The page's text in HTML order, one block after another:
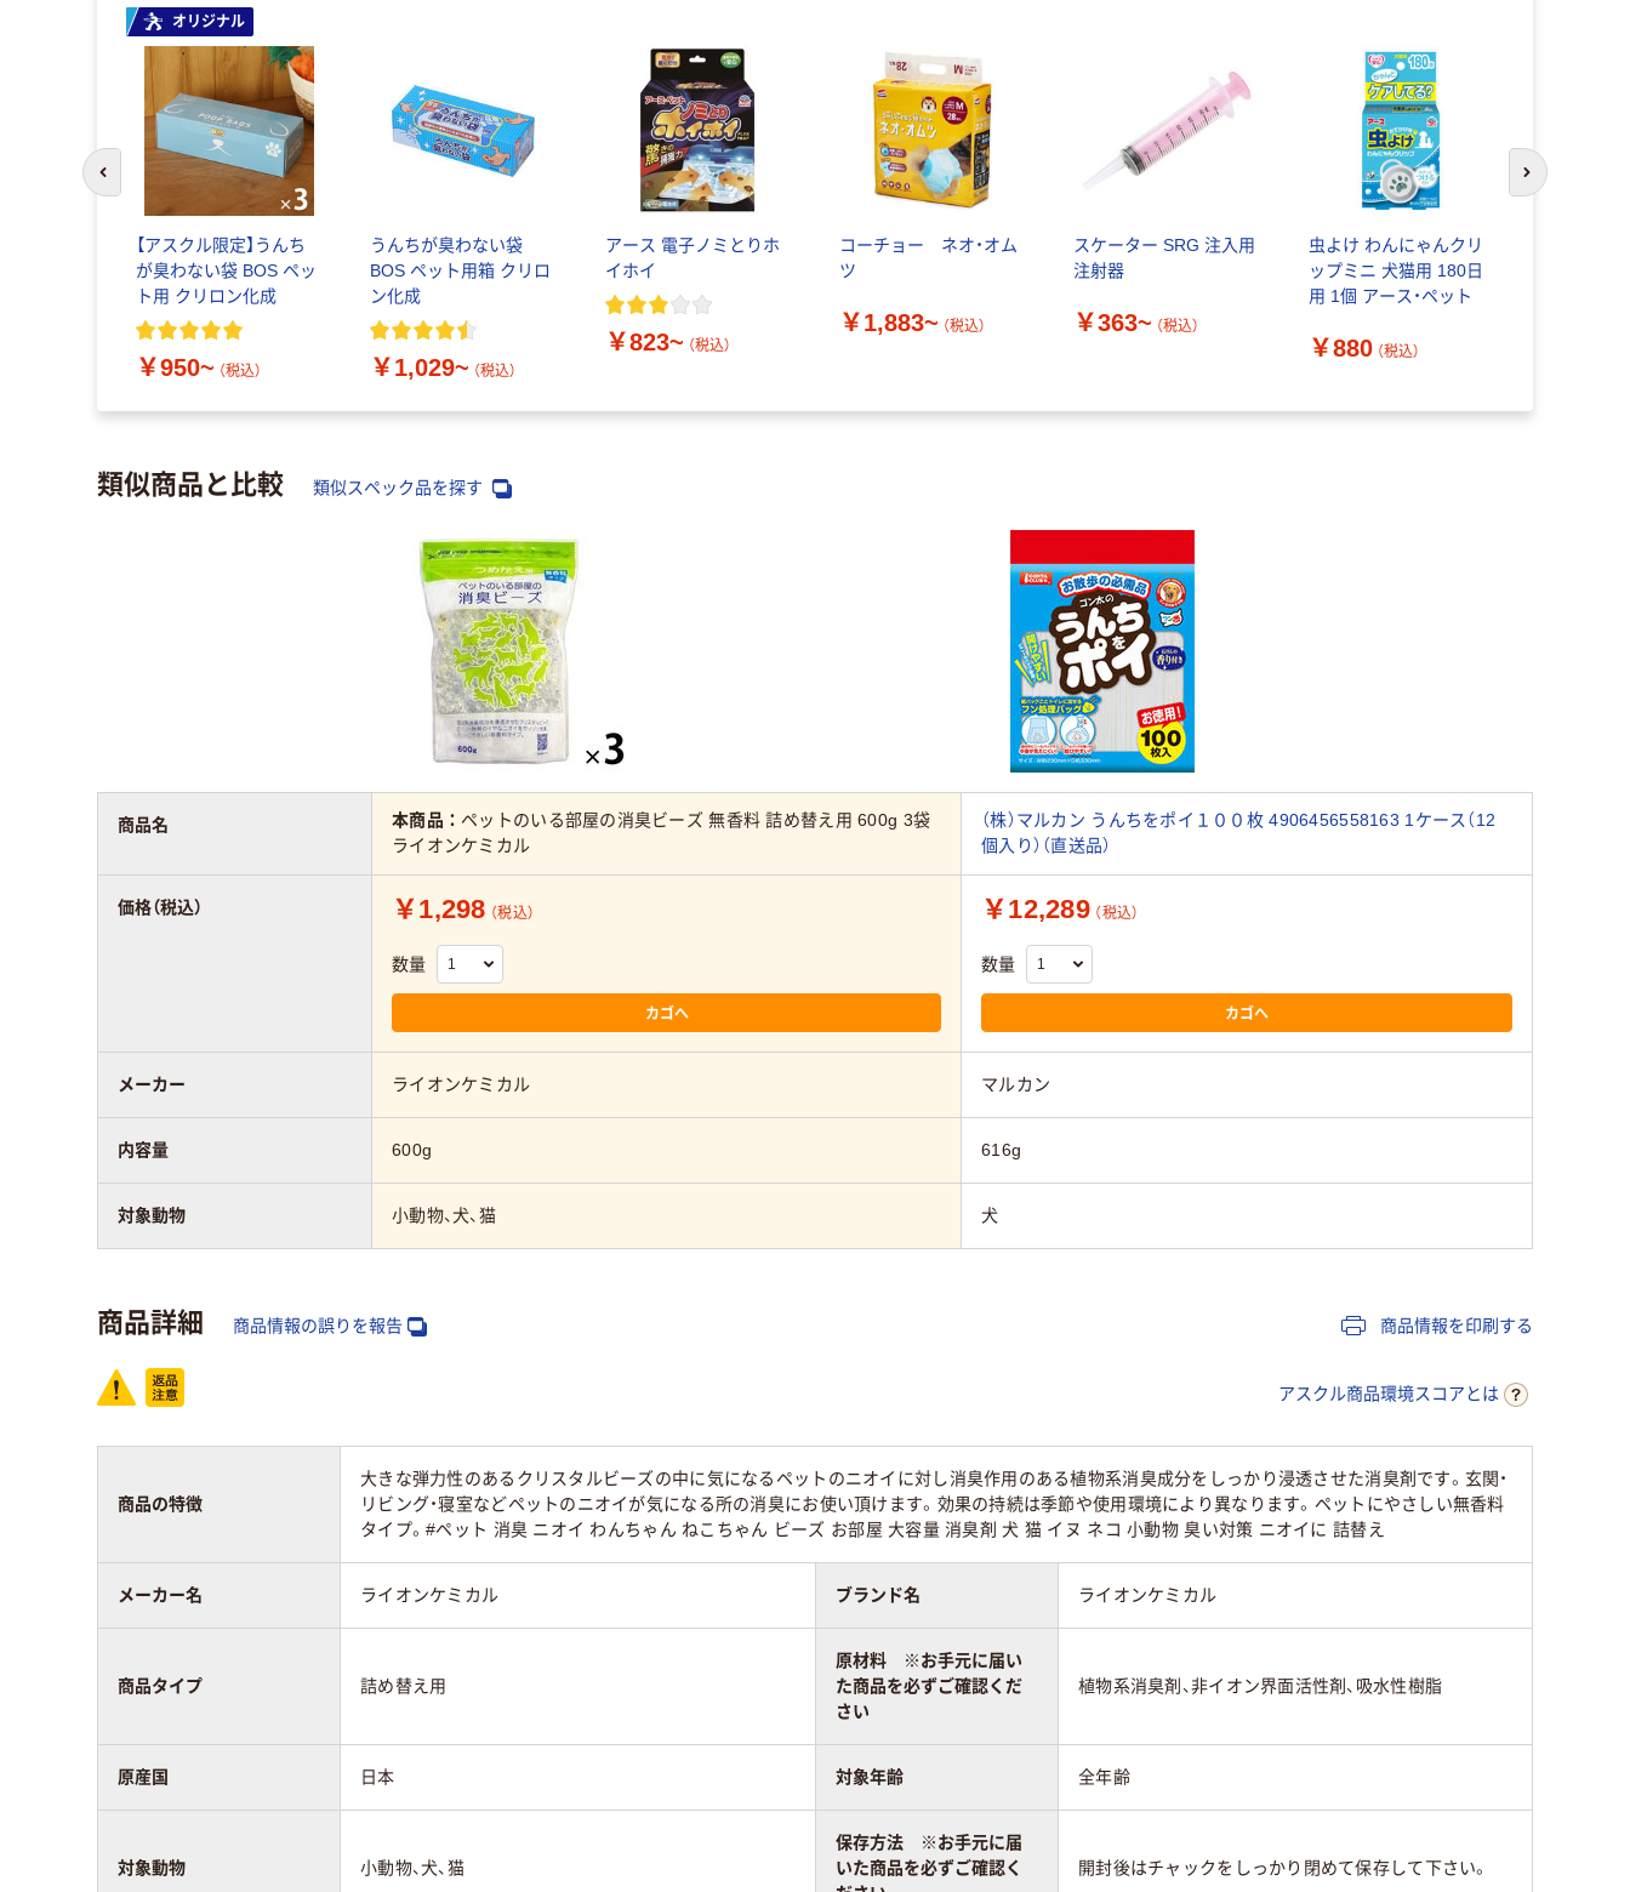
オリジナル
【アスクル限定】うんち
が臭わない袋 BOS ペッ
ト用 クリロン化成
￥950~ （税込）
うんちが臭わない袋
BOS ペット用箱 クリロ
ン化成
￥1,029~ （税込）
アース 電子ノミとりホ
イホイ
￥823~ （税込）
コーチョー ネオ・オム
ツ
￥1,883~ （税込）
スケーター SRG 注入用
注射器
￥363~ （税込）
虫よけ わんにゃんクリ
ップミニ 犬猫用 180日
用 1個 アース・ペット
￥880 （税込）
前のスライドへ 次のスライド
類似商品と比較 類似スペック品を探す
商品名 本商品： ペットのいる部屋の消臭ビーズ 無香料 詰め替え用 600g 3袋
ライオンケミカル
（株）マルカン うんちをポイ１００枚 4906456558163 1ケース（12
個入り）（直送品）
価格（税込） ￥1,298 （税込）
数量
カゴへ
￥12,289 （税込）
数量
カゴへ
メーカー ライオンケミカル マルカン
内容量 600g 616g
対象動物 小動物、犬、猫 犬
商品詳細 商品情報の誤りを報告 商品情報を印刷する
アスクル商品環境スコアとは
商品の特徴
大きな弾力性のあるクリスタルビーズの中に気になるペットのニオイに対し消臭作用のある植物系消臭成分をしっかり浸透させた消臭剤です。玄関・
リビング・寝室などペットのニオイが気になる所の消臭にお使い頂けます。効果の持続は季節や使用環境により異なります。ペットにやさしい無香料
タイプ。#ペット 消臭 ニオイ わんちゃん ねこちゃん ビーズ お部屋 大容量 消臭剤 犬 猫 イヌ ネコ 小動物 臭い対策 ニオイに 詰替え
メーカー名 ライオンケミカル ブランド名 ライオンケミカル
商品タイプ 詰め替え用
原材料 ※お手元に届い
た商品を必ずご確認くだ
さい
植物系消臭剤、非イオン界面活性剤、吸水性樹脂
原産国 日本 対象年齢 全年齢
対象動物 小動物、犬、猫
保存方法 ※お手元に届
いた商品を必ずご確認く
開封後はチャックをしっかり閉めて保存して下さい。